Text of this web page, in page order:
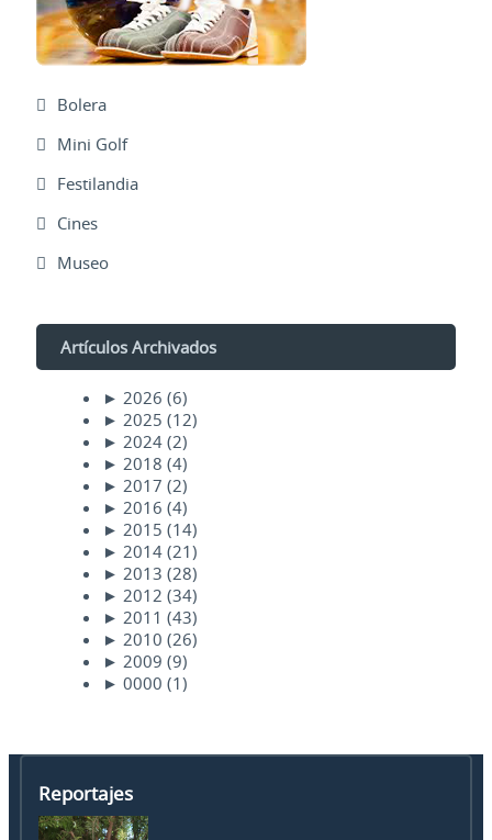
Bolera
Mini Golf
Festilandia
Cines
Museo
Artículos Archivados
► 2026 (6)
► 2025 (12)
► 2024 (2)
► 2018 (4)
► 2017 (2)
► 2016 (4)
► 2015 (14)
► 2014 (21)
► 2013 (28)
► 2012 (34)
► 2011 (43)
► 2010 (26)
► 2009 (9)
► 0000 (1)
Reportajes